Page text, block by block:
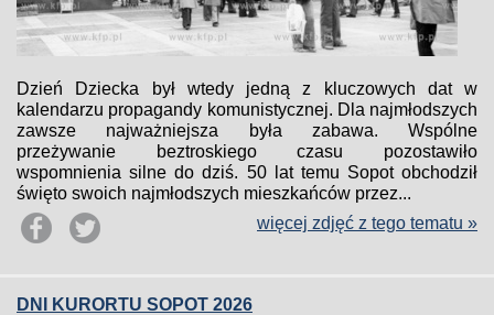
Dzień Dziecka był wtedy jedną z kluczowych dat w
kalendarzu propagandy komunistycznej. Dla najmłodszych
zawsze najważniejsza była zabawa. Wspólne
przeżywanie beztroskiego czasu pozostawiło
wspomnienia silne do dziś. 50 lat temu Sopot obchodził
święto swoich najmłodszych mieszkańców przez...
więcej zdjęć z tego tematu »
DNI KURORTU SOPOT 2026